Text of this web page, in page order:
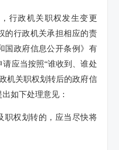
行政机关职权发生变更
的行政机关承担相应的责
国政府信息公开条例》有
应当按照“谁收到、谁处
机关职权划转后的政府信
如下处理意见：
职权划转的，应当尽快将